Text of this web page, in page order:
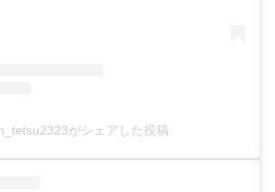
がシェアした投稿